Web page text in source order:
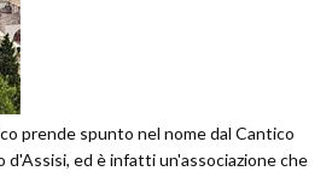
prende spunto nel nome dal Cantico
d'Assisi, ed è infatti un'associazione che